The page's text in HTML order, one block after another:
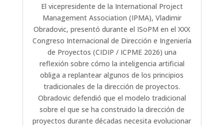
El vicepresidente de la International Project
Management Association (IPMA), Vladimir
Obradovic, presentó durante el ISoPM en el XXX
Congreso Internacional de Dirección e Ingeniería
de Proyectos (CIDIP / ICPME 2026) una
reflexión sobre cómo la inteligencia artificial
obliga a replantear algunos de los principios
tradicionales de la dirección de proyectos.
Obradovic defendió que el modelo tradicional
sobre el que se ha construido la dirección de
proyectos durante décadas necesita evolucionar